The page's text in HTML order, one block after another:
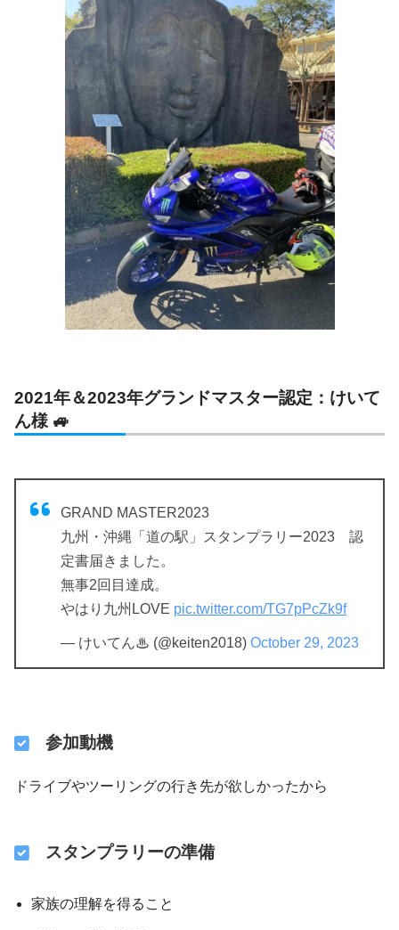
2021年＆2023年グランドマスター認定：けいて
ん様 🚙
GRAND MASTER2023
九州・沖縄「道の駅」スタンプラリー2023 認
定書届きました。
無事2回目達成。
やはり九州LOVE pic.twitter.com/TG7pPcZk9f
— けいてん♨ (@keiten2018) October 29, 2023
参加動機
ドライブやツーリングの行き先が欲しかったから
スタンプラリーの準備
家族の理解を得ること